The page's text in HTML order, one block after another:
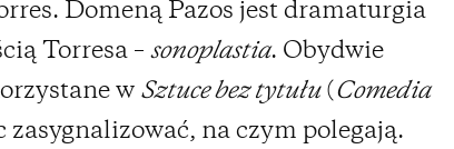
Domeną Pazos jest dramaturgia
Torresa – sonoplastia. Obydwie
w Sztuce bez tytułu( Comedia
zasygnalizować, na czym polegają.